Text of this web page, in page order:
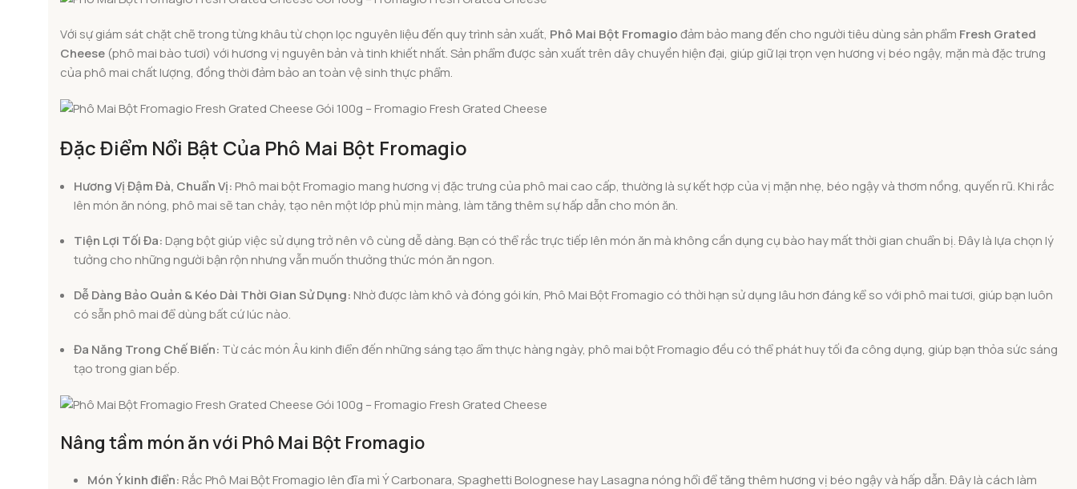
Với sự giám sát chặt chẽ trong từng khâu từ chọn lọc nguyên liệu đến quy trình sản xuất, Phô Mai Bột Fromagiođảm bảo mang đến cho người tiêu dùng sản phẩm Fresh Grated
Cheese (phô mai bào tươi) với hương vị nguyên bản và tinh khiết nhất. Sản phẩm được sản xuất trên dây chuyền hiện đại, giúp giữ lại trọn vẹn hương vị béo ngậy, mặn mà đặc trưng
của phô mai chất lượng, đồng thời đảm bảo an toàn vệ sinh thực phẩm.
Đặc Điểm Nổi Bật Của Phô Mai Bột Fromagio
Hương Vị Đậm Đà, Chuẩn Vị: Phô mai bột Fromagio mang hương vị đặc trưng của phô mai cao cấp, thường là sự kết hợp của vị mặn nhẹ, béo ngậy và thơm nồng, quyến rũ. Khi rắc
lên món ăn nóng, phô mai sẽ tan chảy, tạo nên một lớp phủ mịn màng, làm tăng thêm sự hấp dẫn cho món ăn.
Tiện Lợi Tối Đa: Dạng bột giúp việc sử dụng trở nên vô cùng dễ dàng. Bạn có thể rắc trực tiếp lên món ăn mà không cần dụng cụ bào hay mất thời gian chuẩn bị. Đây là lựa chọn lý
tưởng cho những người bận rộn nhưng vẫn muốn thưởng thức món ăn ngon.
Dễ Dàng Bảo Quản & Kéo Dài Thời Gian Sử Dụng: Nhờ được làm khô và đóng gói kín, Phô Mai Bột Fromagio có thời hạn sử dụng lâu hơn đáng kể so với phô mai tươi, giúp bạn luôn
có sẵn phô mai để dùng bất cứ lúc nào.
Đa Năng Trong Chế Biến: Từ các món Âu kinh điển đến những sáng tạo ẩm thực hàng ngày, phô mai bột Fromagio đều có thể phát huy tối đa công dụng, giúp bạn thỏa sức sáng
tạo trong gian bếp.
Nâng tầm món ăn với Phô Mai Bột Fromagio
Món Ý kinh điển: Rắc Phô Mai Bột Fromagio lên đĩa mì Ý Carbonara, Spaghetti Bolognese hay Lasagna nóng hổi để tăng thêm hương vị béo ngậy và hấp dẫn. Đây là cách làm